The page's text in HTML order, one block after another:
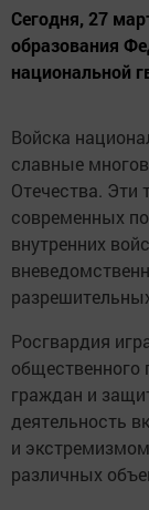
Сегодня, 27
образования
национальной
Войска
славные
Отечества.
современных
внутренних
Росгвардия
общественного
граждан и
деятельность
и
различных